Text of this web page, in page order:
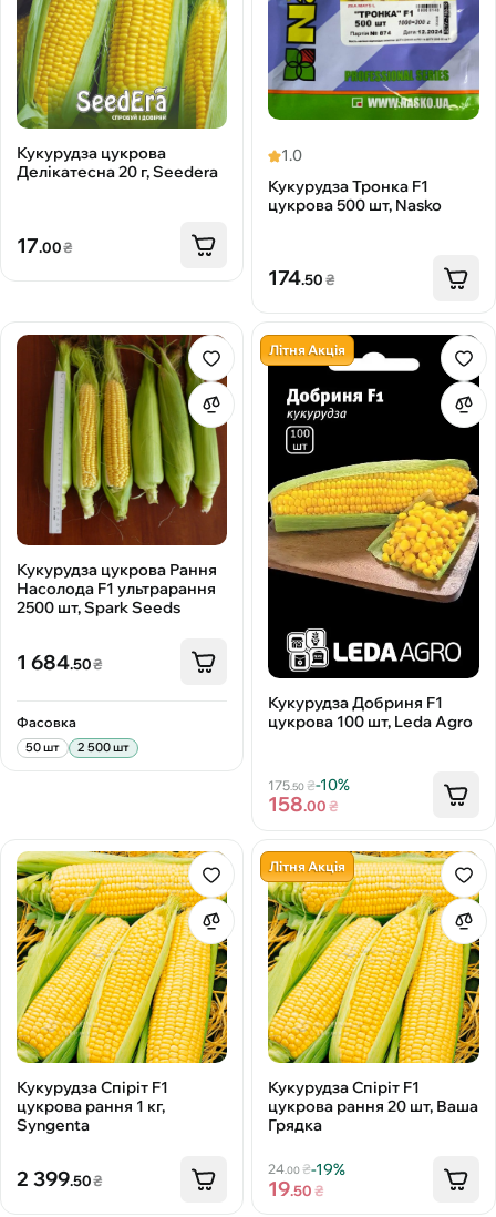
Кукурудза цукрова
Делікатесна 20 г, Seedera
17.00₴
1.0
Кукурудза Тронка F1
цукрова 500 шт, Nasko
174.50₴
Кукурудза цукрова Рання
Насолода F1 ультрарання
2500 шт, Spark Seeds
1 684.50₴
Фасовка
50 шт 2 500 шт
Літня Акція
Кукурудза Добриня F1
цукрова 100 шт, Leda Agro
175.50 ₴-10%
158.00₴
Кукурудза Спіріт F1
цукрова рання 1 кг,
Syngenta
2 399.50₴
Літня Акція
Кукурудза Спіріт F1
цукрова рання 20 шт, Ваша
Грядка
24.00 ₴-19%
19.50₴